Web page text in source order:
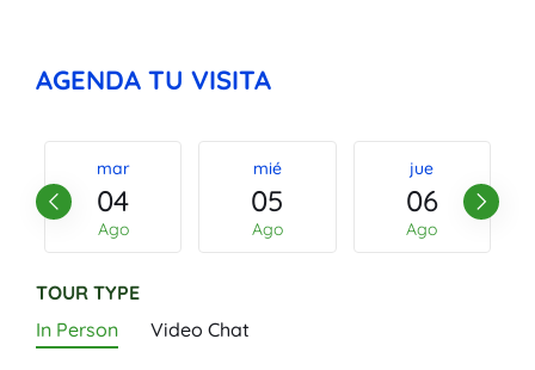
AGENDA TU VISITA
mar
04
Ago
mié
05
Ago
jue
06
Ago
TOUR TYPE
In Person
Video Chat